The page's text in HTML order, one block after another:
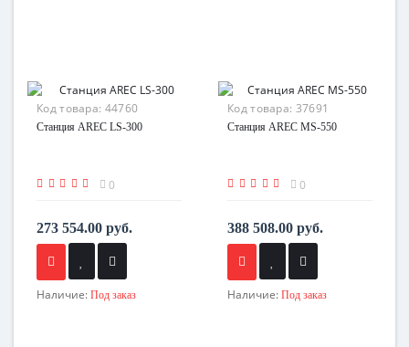
Код товара: 44760
Станция AREC LS-300
0
273 554.00 руб.
Наличие: Под заказ
Код товара: 37691
Станция AREC MS-550
0
388 508.00 руб.
Наличие: Под заказ